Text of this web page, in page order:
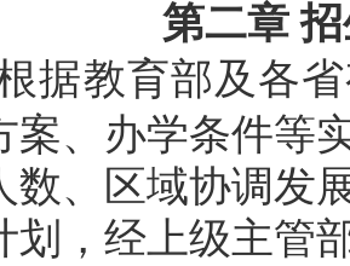
第二章
据教育部及各
案、办学条件等
数、区域协调发
划，经上级主管